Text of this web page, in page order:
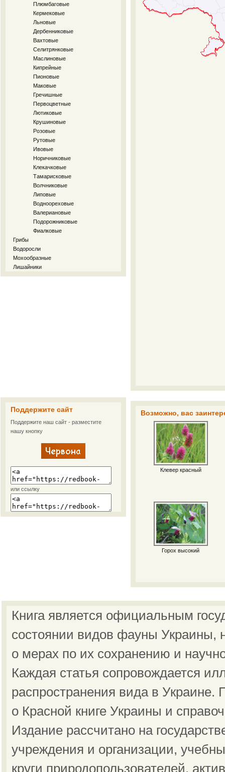
Плюмбаговые
Кермековые
Льновые
Дербенниковые
Вахтовые
Селитрянковые
Маслиновые
Кипрейные
Пионовые
Маковые
Гречишные
Первоцветные
Лютиковые
Крушиновые
Розовые
Рутовые
Ивовые
Норичниковые
Клекачковые
Тамарисковые
Волчниковые
Липовые
Водноореховые
Валериановые
Подорожниковые
Фиалковые
Грибы
Водоросли
Мохообразные
Лишайники
Поддержите сайт
Поддержите наш сайт - разместите
нашу кнопку
или ссылку
Возможно, вас
Клевер красный
Горох высокий
Книга является официальным
состоянии видов фауны Украины,
о мерах по их сохранению и
Каждая статья сопровождается
распространения вида в
о Красной книге Украины и
Издание рассчитано на
учреждения и организации,
круги природопользователей,